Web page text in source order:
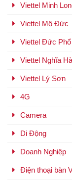
Viettel Minh
Viettel Mộ Đức
Viettel Đức Phổ
Viettel Nghĩa
Viettel Lý Sơn
4G
Camera
Di Động
Doanh Nghiệp
Điện thoại bàn